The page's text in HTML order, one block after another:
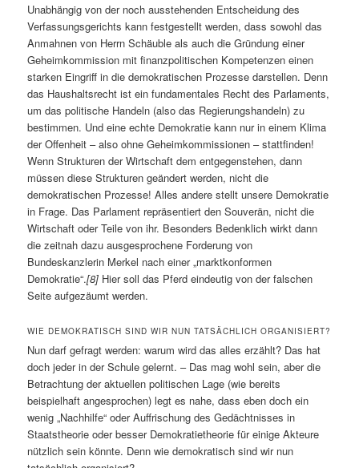
Unabhängig von der noch ausstehenden Entscheidung des
Verfassungsgerichts kann festgestellt werden, dass sowohl das
Anmahnen von Herrn Schäuble als auch die Gründung einer
Geheimkommission mit finanzpolitischen Kompetenzen einen
starken Eingriff in die demokratischen Prozesse darstellen. Denn
das Haushaltsrecht ist ein fundamentales Recht des Parlaments,
um das politische Handeln (also das Regierungshandeln) zu
bestimmen. Und eine echte Demokratie kann nur in einem Klima
der Offenheit – also ohne Geheimkommissionen – stattfinden!
Wenn Strukturen der Wirtschaft dem entgegenstehen, dann
müssen diese Strukturen geändert werden, nicht die
demokratischen Prozesse! Alles andere stellt unsere Demokratie
in Frage. Das Parlament repräsentiert den Souverän, nicht die
Wirtschaft oder Teile von ihr. Besonders Bedenklich wirkt dann
die zeitnah dazu ausgesprochene Forderung von
Bundeskanzlerin Merkel nach einer „marktkonformen
Demokratie“.[8] Hier soll das Pferd eindeutig von der falschen
Seite aufgezäumt werden.
WIE DEMOKRATISCH SIND WIR NUN TATSÄCHLICH ORGANISIERT?
Nun darf gefragt werden: warum wird das alles erzählt? Das hat
doch jeder in der Schule gelernt. – Das mag wohl sein, aber die
Betrachtung der aktuellen politischen Lage (wie bereits
beispielhaft angesprochen) legt es nahe, dass eben doch ein
wenig „Nachhilfe“ oder Auffrischung des Gedächtnisses in
Staatstheorie oder besser Demokratietheorie für einige Akteure
nützlich sein könnte. Denn wie demokratisch sind wir nun